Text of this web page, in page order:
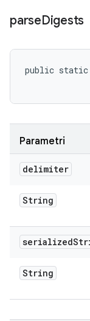
parseDigests
public static
Parametri
delimiter
String
serialized
String